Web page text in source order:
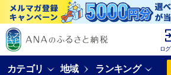
ロ
カテゴリ 地域 ランキング